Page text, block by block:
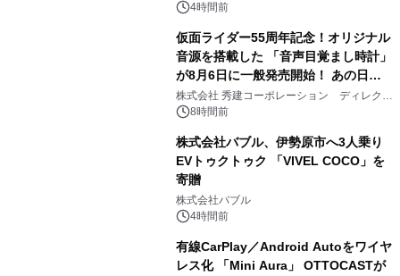
4時間前
仮面ライダー55周年記念！オリジナル
音源を搭載した 「音声目覚まし時計」
が8月6日に一般発売開始！ あの日の
大興奮が今甦る
株式会社 秀建コーポレーション ディレクト
アートギャラリー
8時間前
株式会社バブル、伊勢原市へ3人乗り
EVトゥクトゥク 「VIVEL COCO」を
寄贈
株式会社バブル
4時間前
有線CarPlay／Android Autoをワイヤ
レス化 「Mini Aura」 OTTOCASTが